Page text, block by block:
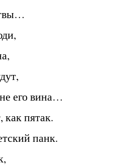
его вина…
как пятак.
панк.